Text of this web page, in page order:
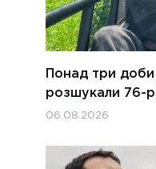
Понад три доби
розшукали 76-
06.08.2026